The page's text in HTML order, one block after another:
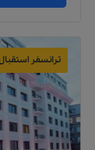
ترانسفر